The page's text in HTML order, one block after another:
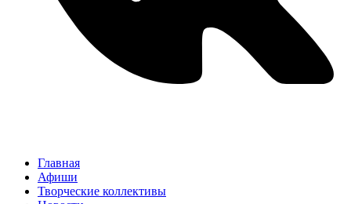
Главная
Афиши
Творческие коллективы